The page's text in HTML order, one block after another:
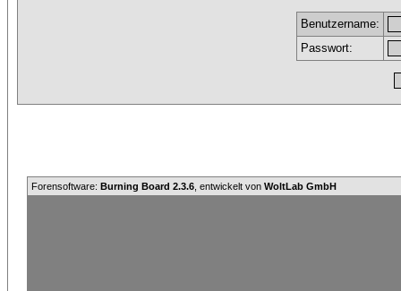
Benutzername:
Passwort:
Forensoftware: Burning Board 2.3.6 , entwickelt von WoltLab GmbH